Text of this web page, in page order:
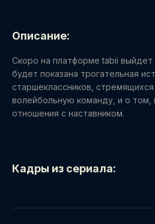
Описание:
Скоро на платформе tabii выйдет
будет показана трогательная
старшеклассников,
волейбольную команду, и о том,
отношения с наставником.
Кадры из сериала: